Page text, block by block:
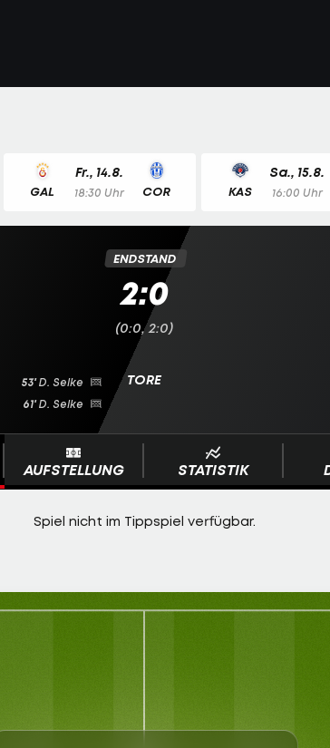
GAL COR
Fr., 14.8.
18:30 Uhr KAS
Sa., 15.8.
16:00 Uhr
ENDSTAND
2:0
(0:0, 2:0)
53' D. Selke
61' D. Selke
AUFSTELLUNG STATISTIK